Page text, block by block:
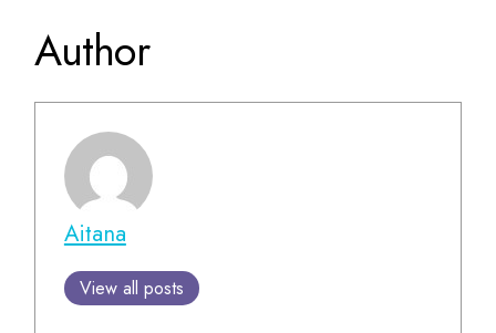
Author
Aitana
View all posts